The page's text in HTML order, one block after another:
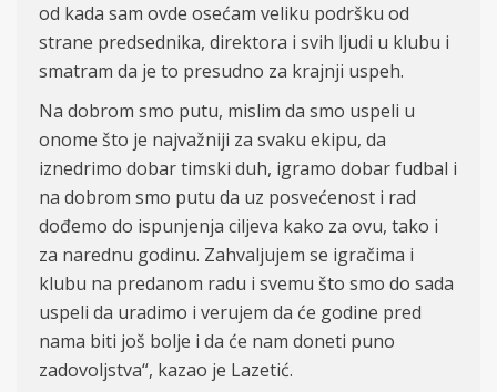
od kada sam ovde osećam veliku podršku od
strane predsednika, direktora i svih ljudi u klubu i
smatram da je to presudno za krajnji uspeh.
Na dobrom smo putu, mislim da smo uspeli u
onome što je najvažniji za svaku ekipu, da
iznedrimo dobar timski duh, igramo dobar fudbal i
na dobrom smo putu da uz posvećenost i rad
dođemo do ispunjenja ciljeva kako za ovu, tako i
za narednu godinu. Zahvaljujem se igračima i
klubu na predanom radu i svemu što smo do sada
uspeli da uradimo i verujem da će godine pred
nama biti još bolje i da će nam doneti puno
zadovoljstva“, kazao je Lazetić.